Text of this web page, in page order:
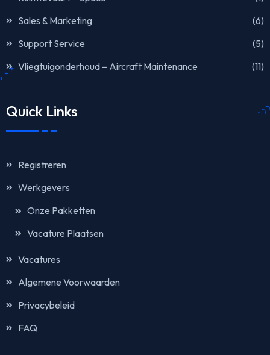
Sales & Marketing
(6)
Support Service
(5)
Vliegtuigonderhoud – Aircraft Maintenance
(11)
Quick Links
Registreren
Werkgevers
Onze Pakketten
Vacature Plaatsen
Vacatures
Algemene Voorwaarden
Privacybeleid
FAQ